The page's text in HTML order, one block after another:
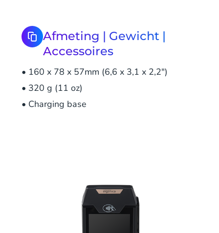
Afmeting | Gewicht |
Accessoires
• 160 x 78 x 57mm (6,6 x 3,1 x 2,2")
• 320 g (11 oz)
• Charging base